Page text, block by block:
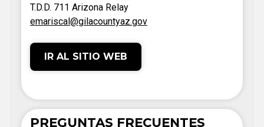
T.D.D. 711 Arizona Relay
emariscal@gilacountyaz.gov
IR AL SITIO WEB
PREGUNTAS FRECUENTES